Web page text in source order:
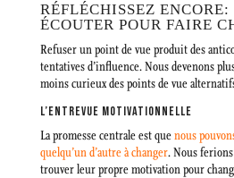
RÉFLÉCHISSEZ
ÉCOUTER POUR FAIRE
Refuser un point de vue produit des
tentatives d’influence. Nous devenons
moins curieux des points de vue
L’ENTREVUE MOTIVATIONNELLE
La promesse centrale est quenous
quelqu’un d’autre à changer. Nous
trouver leur propre motivation pour